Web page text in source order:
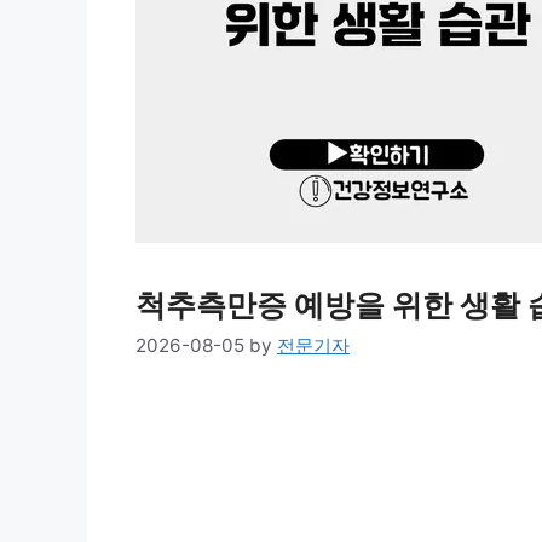
척추측만증 예방을 위한 생활
2026-08-05 by 전문기자